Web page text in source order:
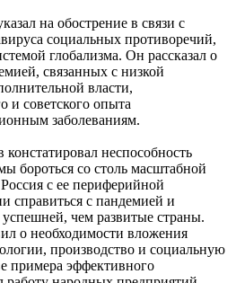
на обострение в связи с
социальных противоречий,
глобализма. Он рассказал о
связанных с низкой
власти,
и советского опыта
заболеваниям.
неспособность
бороться со столь масштабной
с ее периферийной
справиться с пандемией и
чем развитые страны.
о необходимости вложения
производство и социальную
примера эффективного